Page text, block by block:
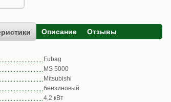
Описание Отзывы
Fubag
MS 5000
Mitsubishi
бензиновый
4,2 кВт